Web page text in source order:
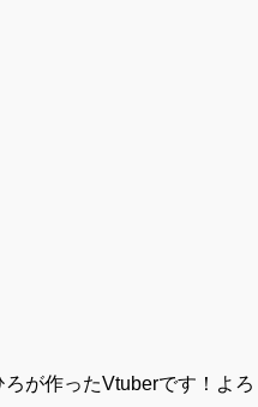
が作ったVtuberです！よ